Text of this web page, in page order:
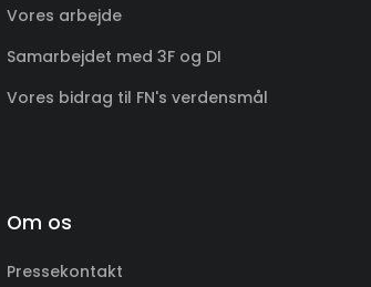
Vores arbejde
Samarbejdet med 3F og DI
Vores bidrag til FN's verdensmål
Om os
Pressekontakt